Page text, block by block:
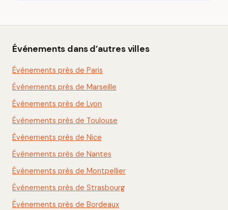
Événements dans d’autres villes
Événements près de Paris
Événements près de Marseille
Événements près de Lyon
Événements près de Toulouse
Événements près de Nice
Événements près de Nantes
Événements près de Montpellier
Événements près de Strasbourg
Événements près de Bordeaux